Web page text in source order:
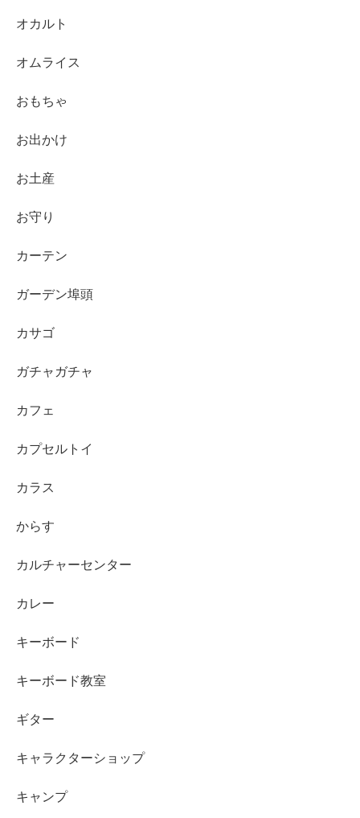
オカルト
オムライス
おもちゃ
お出かけ
お土産
お守り
カーテン
ガーデン埠頭
カサゴ
ガチャガチャ
カフェ
カプセルトイ
カラス
からす
カルチャーセンター
カレー
キーボード
キーボード教室
ギター
キャラクターショップ
キャンプ